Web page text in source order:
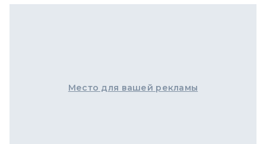
Место для вашей рекламы